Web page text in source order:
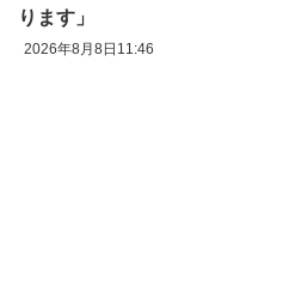
ります」
2026年8月8日11:46